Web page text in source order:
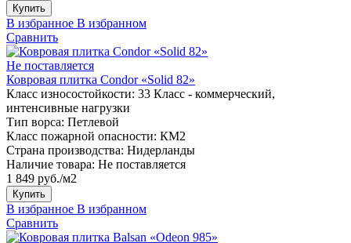
Купить
В избранное В избранном
Сравнить
Не поставляется
Ковровая плитка Condor «Solid 82»
Класс износостойкости: 33 Класс - коммерческий,
интенсивные нагрузки
Тип ворса: Петлевой
Класс пожарной опасности: КМ2
Страна производства: Нидерланды
Наличие товара: Не поставляется
1 849 руб./м2
Купить
В избранное В избранном
Сравнить